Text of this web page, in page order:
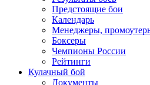
Предстоящие бои
Календарь
Менеджеры,
Боксеры
Чемпионы России
Рейтинги
Кулачный бой
Документы